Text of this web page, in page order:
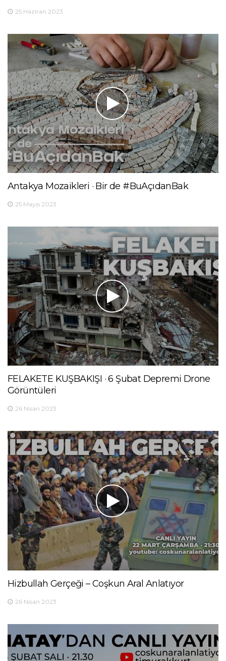
25 Haziran 2023
Antakya Mozaikleri · Bir de #BuAçıdanBak
25 Mayıs 2023
FELAKETE KUŞBAKIŞI · 6 Şubat Depremi Drone
Görüntüleri
26 Nisan 2023
Hizbullah Gerçeği – Coşkun Aral Anlatıyor
26 Nisan 2023